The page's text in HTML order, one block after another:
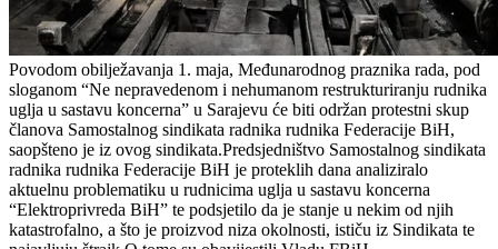
Povodom obilježavanja 1. maja, Međunarodnog praznika rada, pod
sloganom “Ne nepravedenom i nehumanom restrukturiranju rudnika
uglja u sastavu koncerna” u Sarajevu će biti održan protestni skup
članova Samostalnog sindikata radnika rudnika Federacije BiH,
saopšteno je iz ovog sindikata.Predsjedništvo Samostalnog sindikata
radnika rudnika Federacije BiH je proteklih dana analiziralo
aktuelnu problematiku u rudnicima uglja u sastavu koncerna
“Elektroprivreda BiH” te podsjetilo da je stanje u nekim od njih
katastrofalno, a što je proizvod niza okolnosti, ističu iz Sindikata te